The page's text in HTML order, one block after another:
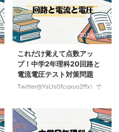
2024/6/10
これだけ覚えて点数アッ
プ！中学2年理科20回路と
電流電圧テスト対策問題
Twitter@YaUsGfcqxuo2ffx）で
回の記事はこちらこれだけ覚えて
点数アップ！中学2年理科19電気
と電流と放射線テスト対策問題